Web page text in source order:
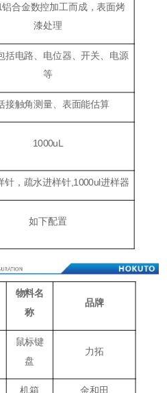
铝合金数控加工而成，表面烤
漆处理
括电路、电位器、开关、电源
等
接触角测量、表面能估算
1000uL
针，疏水进样针,1000ul进样器
如下配置
物料名
称
品牌
鼠标键
盘
力拓
机箱 金和田